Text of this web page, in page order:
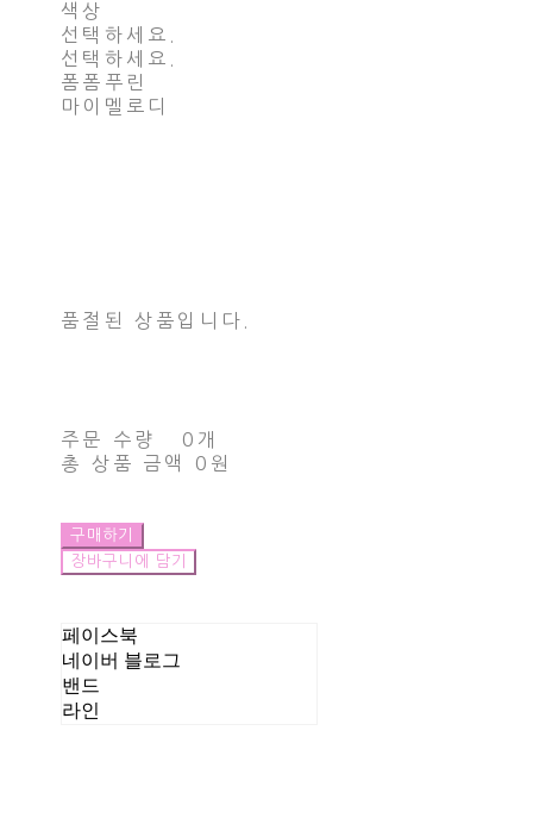
색상
선택하세요.
선택하세요.
폼폼푸린
마이멜로디
품절된 상품입니다.
주문 수량
0개
총 상품 금액
0원
구매하기
장바구니에 담기
페이스북
네이버 블로그
밴드
라인